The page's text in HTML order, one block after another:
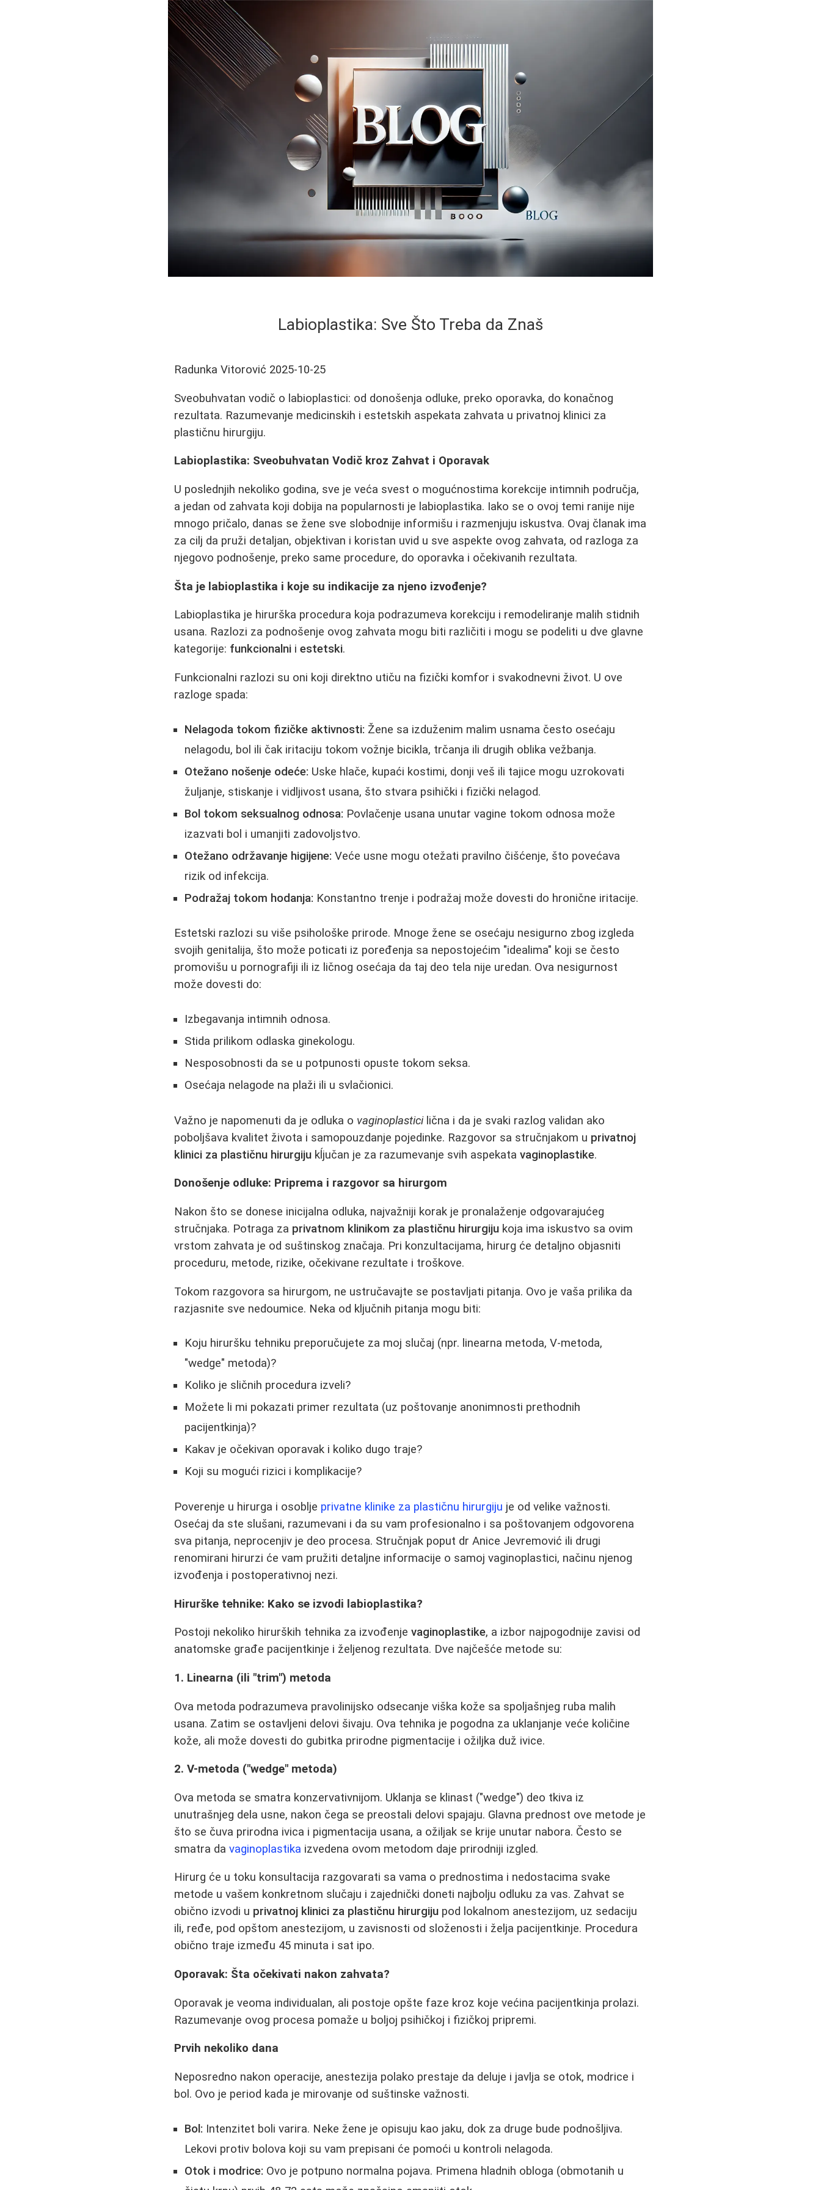
Labioplastika: Sve Što Treba da Znaš
Radunka Vitorović 2025-10-25
Sveobuhvatan vodič o labioplastici: od donošenja odluke, preko oporavka, do konačnog
rezultata. Razumevanje medicinskih i estetskih aspekata zahvata u privatnoj klinici za
plastičnu hirurgiju.
Labioplastika: Sveobuhvatan Vodič kroz Zahvat i Oporavak
U poslednjih nekoliko godina, sve je veća svest o mogućnostima korekcije intimnih područja,
a jedan od zahvata koji dobija na popularnosti je labioplastika. Iako se o ovoj temi ranije nije
mnogo pričalo, danas se žene sve slobodnije informišu i razmenjuju iskustva. Ovaj članak ima
za cilj da pruži detaljan, objektivan i koristan uvid u sve aspekte ovog zahvata, od razloga za
njegovo podnošenje, preko same procedure, do oporavka i očekivanih rezultata.
Šta je labioplastika i koje su indikacije za njeno izvođenje?
Labioplastika je hirurška procedura koja podrazumeva korekciju i remodeliranje malih stidnih
usana. Razlozi za podnošenje ovog zahvata mogu biti različiti i mogu se podeliti u dve glavne
kategorije: funkcionalni iestetski.
Funkcionalni razlozi su oni koji direktno utiču na fizički komfor i svakodnevni život. U ove
razloge spada:
Nelagoda tokom fizičke aktivnosti: Žene sa izduženim malim usnama često osećaju
nelagodu, bol ili čak iritaciju tokom vožnje bicikla, trčanja ili drugih oblika vežbanja.
Otežano nošenje odeće: Uske hlače, kupaći kostimi, donji veš ili tajice mogu uzrokovati
žuljanje, stiskanje i vidljivost usana, što stvara psihički i fizički nelagod.
Bol tokom seksualnog odnosa: Povlačenje usana unutar vagine tokom odnosa može
izazvati bol i umanjiti zadovoljstvo.
Otežano održavanje higijene: Veće usne mogu otežati pravilno čišćenje, što povećava
rizik od infekcija.
Podražaj tokom hodanja: Konstantno trenje i podražaj može dovesti do hronične iritacije.
Estetski razlozi su više psihološke prirode. Mnoge žene se osećaju nesigurno zbog izgleda
svojih genitalija, što može poticati iz poređenja sa nepostojećim "idealima" koji se često
promovišu u pornografiji ili iz ličnog osećaja da taj deo tela nije uredan. Ova nesigurnost
može dovesti do:
Izbegavanja intimnih odnosa.
Stida prilikom odlaska ginekologu.
Nesposobnosti da se u potpunosti opuste tokom seksa.
Osećaja nelagode na plaži ili u svlačionici.
Važno je napomenuti da je odluka o vaginoplasticilična i da je svaki razlog validan ako
poboljšava kvalitet života i samopouzdanje pojedinke. Razgovor sa stručnjakom u privatnoj
klinici za plastičnu hirurgiju kĺjučan je za razumevanje svih aspekatavaginoplastike.
Donošenje odluke: Priprema i razgovor sa hirurgom
Nakon što se donese inicijalna odluka, najvažniji korak je pronalaženje odgovarajućeg
stručnjaka. Potraga za privatnom klinikom za plastičnu hirurgiju koja ima iskustvo sa ovim
vrstom zahvata je od suštinskog značaja. Pri konzultacijama, hirurg će detaljno objasniti
proceduru, metode, rizike, očekivane rezultate i troškove.
Tokom razgovora sa hirurgom, ne ustručavajte se postavljati pitanja. Ovo je vaša prilika da
razjasnite sve nedoumice. Neka od ključnih pitanja mogu biti:
Koju hiruršku tehniku preporučujete za moj slučaj (npr. linearna metoda, V-metoda,
"wedge" metoda)?
Koliko je sličnih procedura izveli?
Možete li mi pokazati primer rezultata (uz poštovanje anonimnosti prethodnih
pacijentkinja)?
Kakav je očekivan oporavak i koliko dugo traje?
Koji su mogući rizici i komplikacije?
Poverenje u hirurga i osoblje privatne klinike za plastičnu hirurgiju je od velike važnosti.
Osećaj da ste slušani, razumevani i da su vam profesionalno i sa poštovanjem odgovorena
sva pitanja, neprocenjiv je deo procesa. Stručnjak poput dr Anice Jevremović ili drugi
renomirani hirurzi će vam pružiti detaljne informacije o samoj vaginoplastici, načinu njenog
izvođenja i postoperativnoj nezi.
Hirurške tehnike: Kako se izvodi labioplastika?
Postoji nekoliko hirurških tehnika za izvođenjevaginoplastike, a izbor najpogodnije zavisi od
anatomske građe pacijentkinje i željenog rezultata. Dve najčešće metode su:
1. Linearna (ili "trim") metoda
Ova metoda podrazumeva pravolinijsko odsecanje viška kože sa spoljašnjeg ruba malih
usana. Zatim se ostavljeni delovi šivaju. Ova tehnika je pogodna za uklanjanje veće količine
kože, ali može dovesti do gubitka prirodne pigmentacije i ožiljka duž ivice.
2. V-metoda ("wedge" metoda)
Ova metoda se smatra konzervativnijom. Uklanja se klinast ("wedge") deo tkiva iz
unutrašnjeg dela usne, nakon čega se preostali delovi spajaju. Glavna prednost ove metode je
što se čuva prirodna ivica i pigmentacija usana, a ožiljak se krije unutar nabora. Često se
smatra davaginoplastika izvedena ovom metodom daje prirodniji izgled.
Hirurg će u toku konsultacija razgovarati sa vama o prednostima i nedostacima svake
metode u vašem konkretnom slučaju i zajednički doneti najbolju odluku za vas. Zahvat se
obično izvodi u privatnoj klinici za plastičnu hirurgiju pod lokalnom anestezijom, uz sedaciju
ili, ređe, pod opštom anestezijom, u zavisnosti od složenosti i želja pacijentkinje. Procedura
obično traje između 45 minuta i sat ipo.
Oporavak: Šta očekivati nakon zahvata?
Oporavak je veoma individualan, ali postoje opšte faze kroz koje većina pacijentkinja prolazi.
Razumevanje ovog procesa pomaže u boljoj psihičkoj i fizičkoj pripremi.
Prvih nekoliko dana
Neposredno nakon operacije, anestezija polako prestaje da deluje i javlja se otok, modrice i
bol. Ovo je period kada je mirovanje od suštinske važnosti.
Bol: Intenzitet boli varira. Neke žene je opisuju kao jaku, dok za druge bude podnošljiva.
Lekovi protiv bolova koji su vam prepisani će pomoći u kontroli nelagoda.
Otok i modrice: Ovo je potpuno normalna pojava. Primena hladnih obloga (obmotanih u